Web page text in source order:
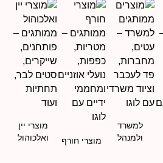
למשרד
ולמנהל
מוצרי חורף
מוצרי יין
ואלכוהול